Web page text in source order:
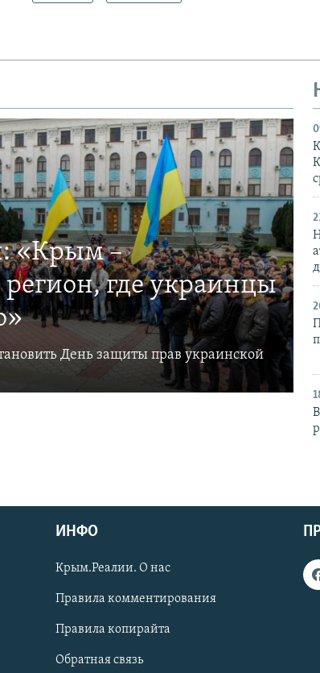
«Крым –
где украинцы
День защиты прав украинской
ИНФО
Крым.Реалии. О нас
Правила комментирования
Правила копирайта
Обратная связь